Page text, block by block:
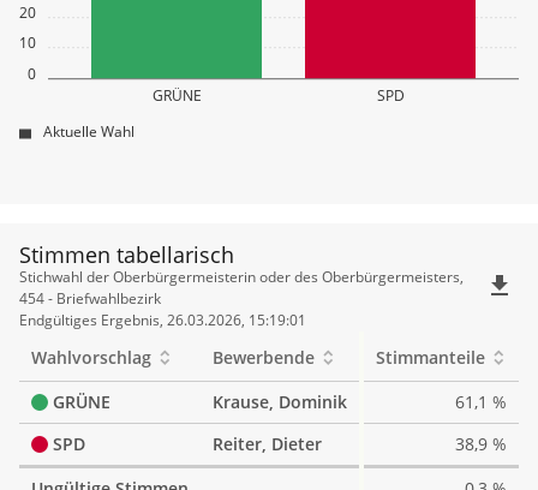
0
10
20
GRÜNE SPD
Aktuelle Wahl
Stimmen tabellarisch
Stimmen
tabellarisch
Stichwahl der Oberbürgermeisterin oder des Oberbürgermeisters,
454 - Briefwahlbezirk
Endgültiges Ergebnis, 26.03.2026, 15:19:01
file_download
Wahlvorschlag Bewerbende
Stimmanteile
GRÜNE
Krause, Dominik
61,1 %
SPD
Reiter, Dieter
38,9 %